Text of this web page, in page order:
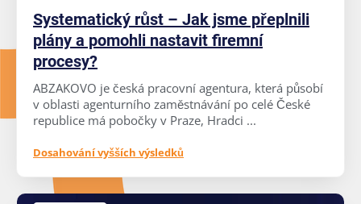
Systematický růst – Jak jsme přeplnili
plány a pomohli nastavit firemní
procesy?
ABZAKOVO je česká pracovní agentura, která působí
v oblasti agenturního zaměstnávání po celé České
republice má pobočky v Praze, Hradci ...
Dosahování vyšších výsledků